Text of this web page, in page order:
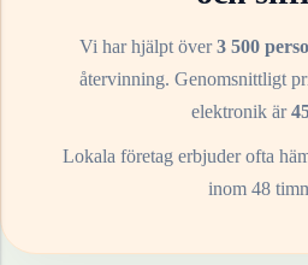
Vi har hjälpt över3 500
återvinning. Genomsnittligt
elektronikär
Lokala företag erbjuder ofta
inom 48